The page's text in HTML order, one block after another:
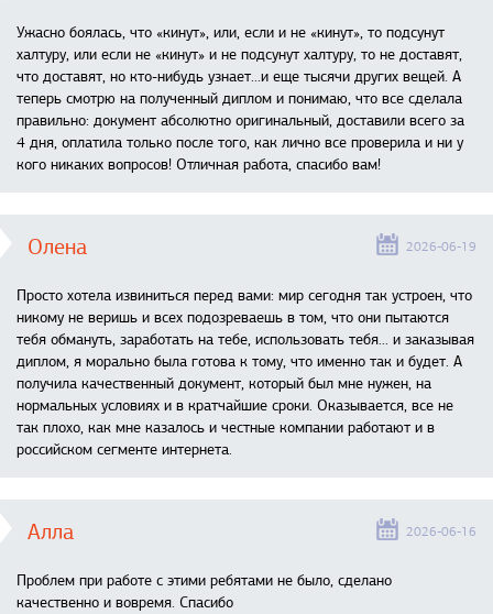
Ужасно боялась, что «кинут», или, если и не «кинут», то подсунут
халтуру, или если не «кинут» и не подсунут халтуру, то не доставят,
что доставят, но кто-нибудь узнает...и еще тысячи других вещей. А
теперь смотрю на полученный диплом и понимаю, что все сделала
правильно: документ абсолютно оригинальный, доставили всего за
4 дня, оплатила только после того, как лично все проверила и ни у
кого никаких вопросов! Отличная работа, спасибо вам!
Олена 2026-06-19
Просто хотела извиниться перед вами: мир сегодня так устроен, что
никому не веришь и всех подозреваешь в том, что они пытаются
тебя обмануть, заработать на тебе, использовать тебя... и заказывая
диплом, я морально была готова к тому, что именно так и будет. А
получила качественный документ, который был мне нужен, на
нормальных условиях и в кратчайшие сроки. Оказывается, все не
так плохо, как мне казалось и честные компании работают и в
российском сегменте интернета.
Алла 2026-06-16
Проблем при работе с этими ребятами не было, сделано
качественно и вовремя. Спасибо